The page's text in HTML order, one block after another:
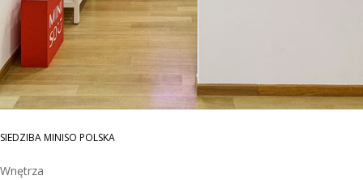
SIEDZIBA MINISO POLSKA
Wnętrza